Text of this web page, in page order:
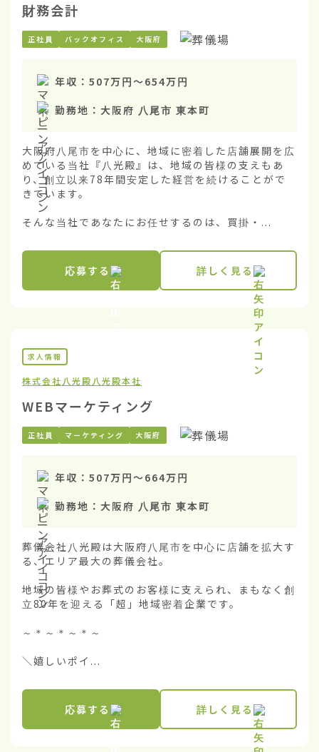
財務会計
正社員 バックオフィス 大阪府
年収： 507万円〜654万円
勤務地： 大阪府 八尾市 東本町
大阪府八尾市を中心に、地域に密着した店舗展開を広
めている当社『八光殿』は、地域の皆様の支えもあ
り、創立以来78年間安定した経営を続けることがで
きています。
そんな当社であなたにお任せするのは、買掛・...
応募する 詳しく見る
求人情報
株式会社八光殿 八光殿本社
WEBマーケティング
正社員 マーケティング 大阪府
年収： 507万円〜664万円
勤務地： 大阪府 八尾市 東本町
葬儀会社八光殿は大阪府八尾市を中心に店舗を拡大す
る、エリア最大の葬儀会社。
地域の皆様やお葬式のお客様に支えられ、まもなく創
立80年を迎える「超」地域密着企業です。
～＊～＊～＊～
＼嬉しいポイ...
応募する 詳しく見る